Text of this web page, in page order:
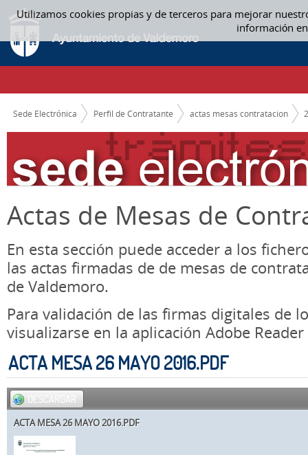
Utilizamos cookies propias y de terceros para mejorar
información
Saltar al contenido
ACTAS MESAS CONTRATACION
CAMINO DE MIGAS
Sede Electrónica Perfil de Contratante actas mesas contratacion
Actas de Mesas de
En esta sección puede acceder a los
las actas firmadas de de mesas de
de Valdemoro.
Para validación de las firmas digitales de
visualizarse en la aplicación Adobe Reader
ACTA MESA 26 MAYO 2016.PDF
DESCARGAR
ACTA MESA 26 MAYO 2016.PDF